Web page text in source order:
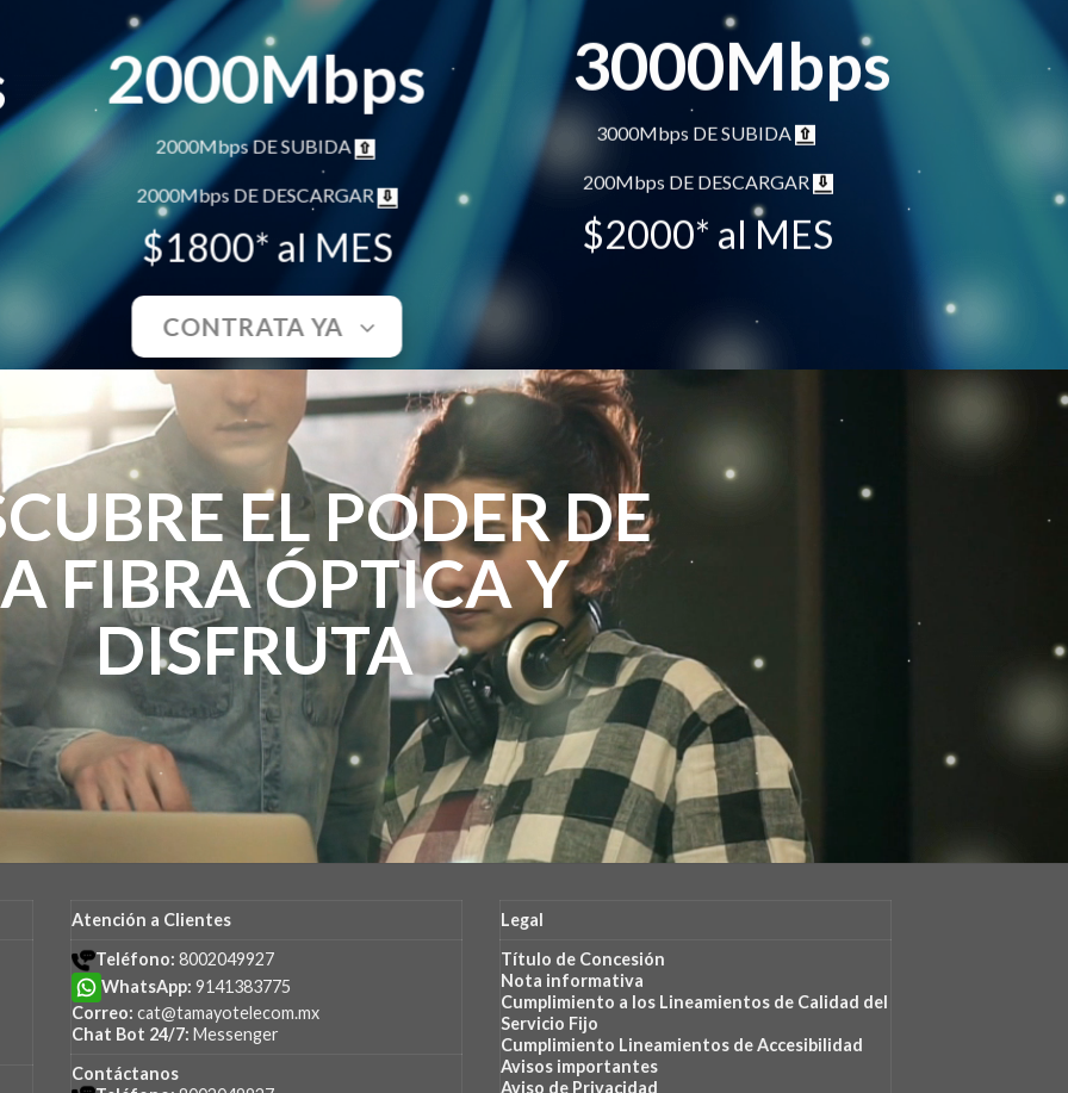
2000Mbps
2000Mbps DE SUBIDA
2000Mbps DE DESCARGAR
$1800* al MES
3000Mbps
3000Mbps DE SUBIDA
200Mbps DE DESCARGAR
$2000* al MES
CONTRATA YA
EL PODER DE
FIBRA ÓPTICA Y
DISFRUTA
Atención a Clientes
Teléfono: 8002049927
WhatsApp: 9141383775
Correo: cat@tamayotelecom.mx
Chat Bot 24/7: Messenger
Contáctanos
Legal
Título de Concesión
Nota informativa
Cumplimiento a los Lineamientos de Calidad del
Servicio Fijo
Cumplimiento Lineamientos de Accesibilidad
Avisos importantes
Aviso de Privacidad